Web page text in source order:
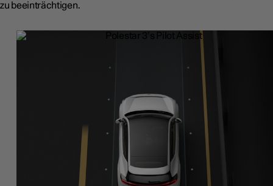
zu beeinträchtigen.